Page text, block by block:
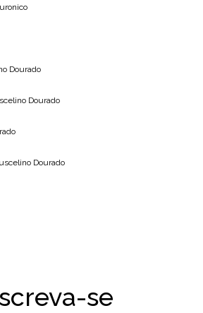
Dourado
Dourado
Dourado
se